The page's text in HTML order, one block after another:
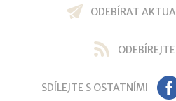
ODEBÍRAT
SDÍLEJTE S OSTATNÍMI FB